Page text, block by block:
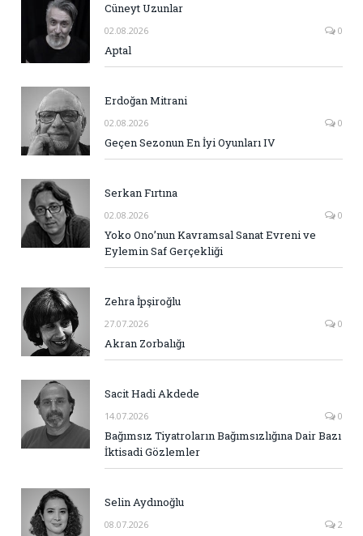
Cüneyt Uzunlar
02.08.2026 0
Aptal
Erdoğan Mitrani
02.08.2026 0
Geçen Sezonun En İyi Oyunları IV
Serkan Fırtına
02.08.2026 0
Yoko Ono’nun Kavramsal Sanat Evreni ve
Eylemin Saf Gerçekliği
Zehra İpşiroğlu
27.07.2026 0
Akran Zorbalığı
Sacit Hadi Akdede
14.07.2026 0
Bağımsız Tiyatroların Bağımsızlığına Dair Bazı
İktisadi Gözlemler
Selin Aydınoğlu
08.07.2026 2